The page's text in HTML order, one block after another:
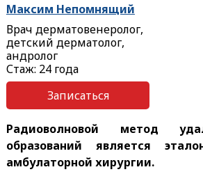
Максим Непомнящий
Врач дерматовенеролог,
детский дерматолог,
андролог
Стаж: 24 года
Записаться
Радиоволновой метод
образований является
амбулаторной хирургии.